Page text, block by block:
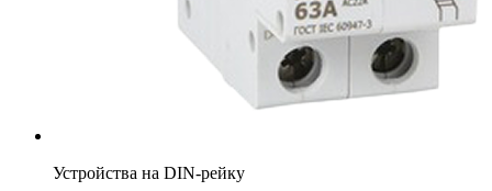
Устройства на DIN-рейку